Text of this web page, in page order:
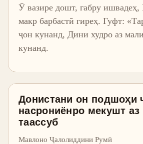
Ӯ вазире дошт, габру ишвадеҳ,
макр барбастӣ гиреҳ. Гуфт:
ҷон кунанд, Дини худро аз
кунанд.
Донистани он подшоҳи
насрониёнро мекушт аз
таассуб
Мавлоно Ҷалолиддини Румӣ